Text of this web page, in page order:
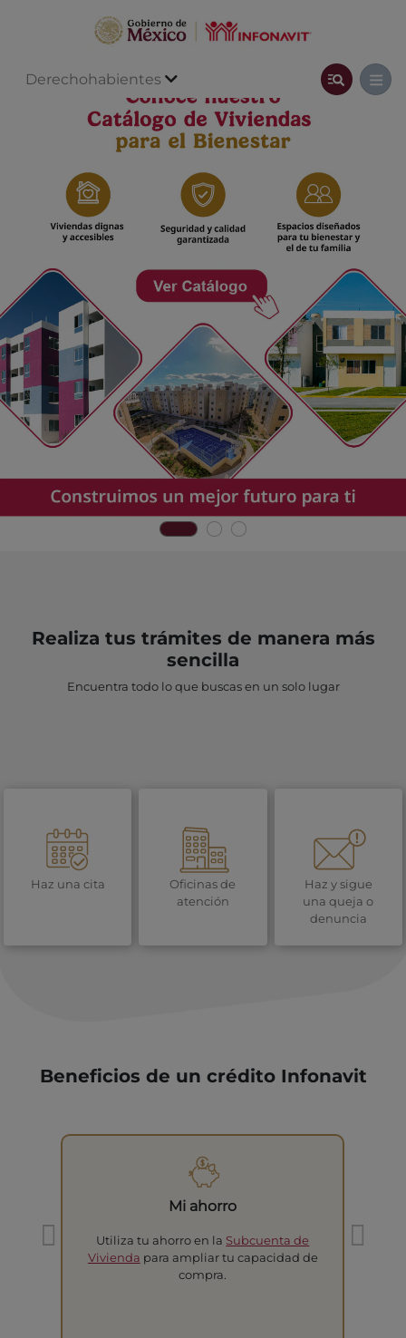
Derechohabientes
Realiza tus trámites de manera más
sencilla
Encuentra todo lo que buscas en un solo lugar
Haz una cita
Oficinas de
atención
Haz y sigue
una queja o
denuncia
Beneficios de un crédito Infonavit
Mi ahorro
Utiliza tu ahorro en la Subcuenta de
Vivienda para ampliar tu capacidad de
compra.